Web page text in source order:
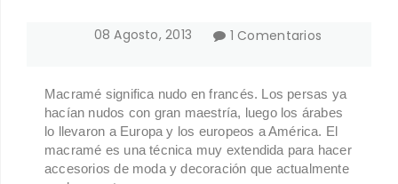
08 Agosto,2013 1 Comentarios
Macramé significa nudo en francés. Los persas ya
hacían nudos con gran maestría, luego los árabes
lo llevaron a Europa y los europeos a América. El
macramé es una técnica muy extendida para hacer
accesorios de moda y decoración que actualmente